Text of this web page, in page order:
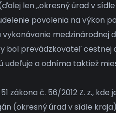
len „okresný úrad v
povolenia na výkon
medzinárodnej
bol prevádzkovateľ cestnej
udeľuje a odníma taktiež
zákona č. 56/2012 Z. z., kde
(okresný úrad v sídle